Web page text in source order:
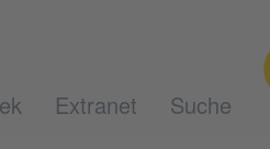
Extranet Suche